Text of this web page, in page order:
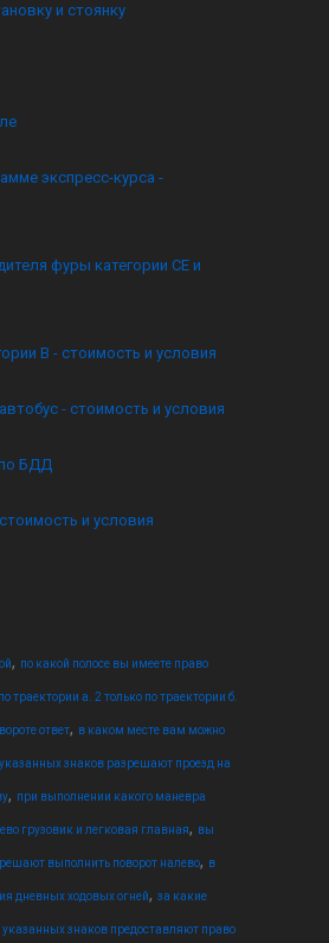
и стоянку
экспресс-курса -
фуры категории CE и
B - стоимость и условия
- стоимость и условия
по БДД
и условия
, по какой полосе вы имеете право
траектории а. 2 только по траектории б.
ответ, в каком месте вам можно
знаков разрешают проезд на
, при выполнении какого маневра
грузовик и легковая главная, вы
выполнить поворот налево, в
дневных ходовых огней, за какие
указанных знаков предоставляют право